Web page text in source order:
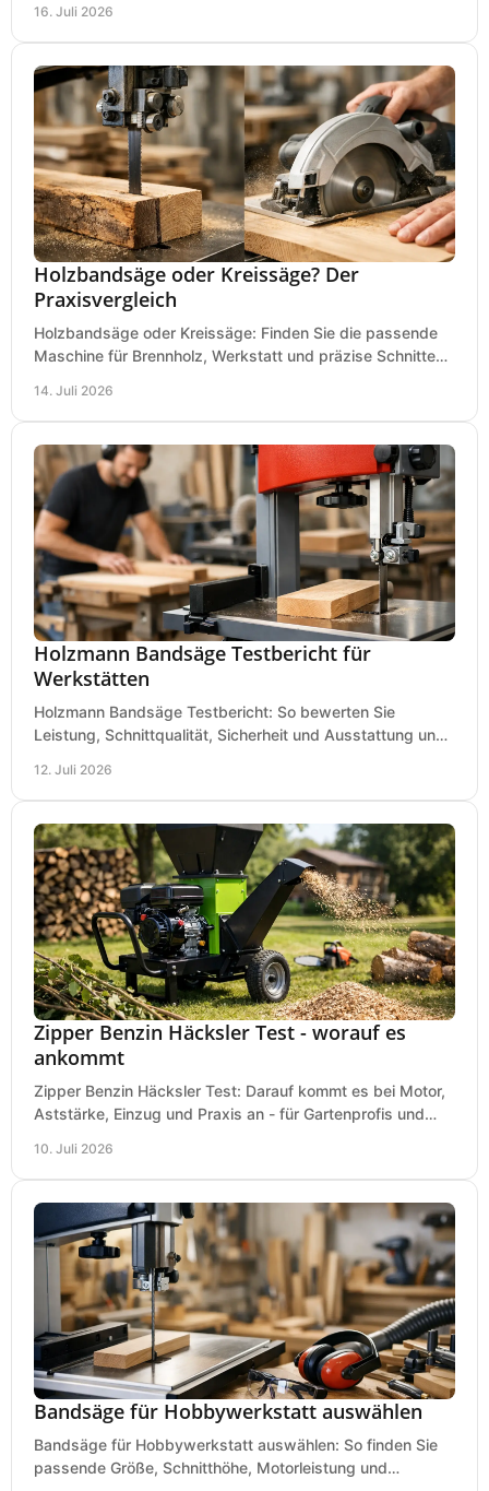
16. Juli 2026
Holzbandsäge oder Kreissäge? Der
Praxisvergleich
Holzbandsäge oder Kreissäge: Finden Sie die passende
Maschine für Brennholz, Werkstatt und präzise Schnitte
14. Juli 2026
Holzmann Bandsäge Testbericht für
Werkstätten
Holzmann Bandsäge Testbericht: So bewerten Sie
Leistung, Schnittqualität, Sicherheit und Ausstattung und
12. Juli 2026
Zipper Benzin Häcksler Test - worauf es
ankommt
Zipper Benzin Häcksler Test: Darauf kommt es bei Motor,
Aststärke, Einzug und Praxis an - für Gartenprofis und
10. Juli 2026
Bandsäge für Hobbywerkstatt auswählen
Bandsäge für Hobbywerkstatt auswählen: So finden Sie
passende Größe, Schnitthöhe, Motorleistung und